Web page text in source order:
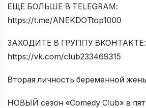
ЕЩЕ БОЛЬШЕ В TELEGRAM:
https://t.me/ANEKDOTtop1000
ЗАХОДИТЕ В ГРУППУ ВКОНТАКТЕ:
https://vk.com/club233469315
Вторая личность беременной
НОВЫЙ сезон «Comedy Club» в